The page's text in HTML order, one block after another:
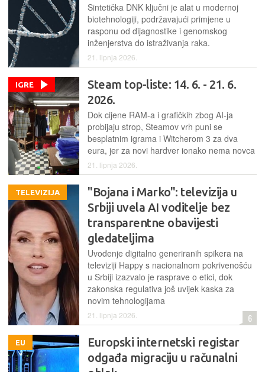
Sintetička DNK ključni je alat u modernoj
biotehnologiji, podržavajući primjene u
rasponu od dijagnostike i genomskog
inženjerstva do istraživanja raka.
21. lipnja 2026.
IGRE
Steam top-liste: 14. 6. - 21. 6.
2026.
Dok cijene RAM-a i grafičkih zbog AI-ja
probijaju strop, Steamov vrh puni se
besplatnim igrama i Witcherom 3 za dva
eura, jer za novi hardver ionako nema novca
21. lipnja 2026.
TELEVIZIJA
"Bojana i Marko": televizija u
Srbiji uvela AI voditelje bez
transparentne obavijesti
gledateljima
Uvođenje digitalno generiranih spikera na
televiziji Happy s nacionalnom pokrivenošću
u Srbiji izazvalo je rasprave o etici, dok
zakonska regulativa još uvijek kaska za
novim tehnologijama
21. lipnja 2026. 6
EU
Europski internetski registar
odgađa migraciju u računalni